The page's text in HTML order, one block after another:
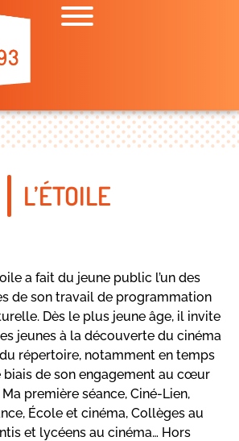
L’ÉTOILE
a fait du jeune public l’un des
de son travail de programmation
Dès le plus jeune âge, il invite
jeunes à la découverte du cinéma
répertoire, notamment en temps
biais de son engagement au cœur
première séance, Ciné-Lien,
École et cinéma, Collèges au
et lycéens au cinéma… Hors